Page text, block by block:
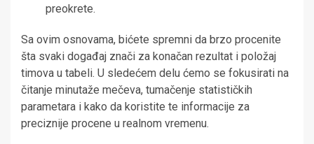
preokrete.
Sa ovim osnovama, bićete spremni da brzo procenite
šta svaki događaj znači za konačan rezultat i položaj
timova u tabeli. U sledećem delu ćemo se fokusirati na
čitanje minutaže mečeva, tumačenje statističkih
parametara i kako da koristite te informacije za
preciznije procene u realnom vremenu.